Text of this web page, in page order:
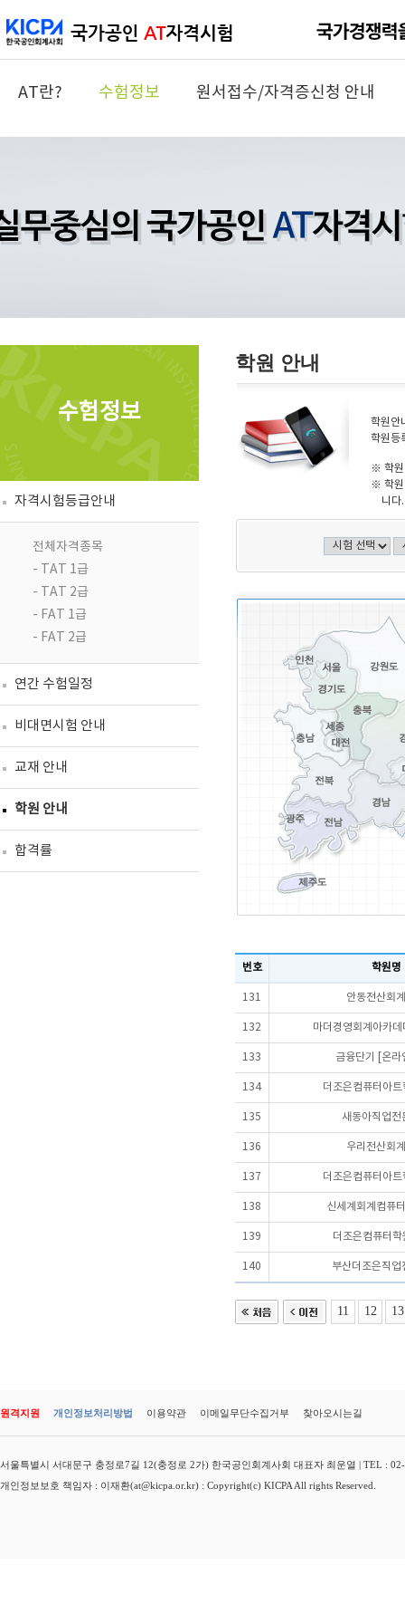
AT란? 수험정보 원서접수/자격증신청 안내
수험정보
자격시험등급안내
전체자격종목
- TAT 1급
- TAT 2급
- FAT 1급
- FAT 2급
연간 수험일정
비대면시험 안내
교재 안내
학원 안내
합격률
학원 안내
학원안
학원등
※ 학원
※ 학원
니다.
번호 학원명
131 안동전산회
132 마더경영회계아카
133 금융단기 [온라
134 더조은컴퓨터아
135 새동아직업전
136 우리전산회
137 더조은컴퓨터아
138 신세계회계컴퓨
139 더조은컴퓨터
140 부산더조은직업
11 12 13
원격지원 개인정보처리방법 이용약관 이메일무단수집거부 찾아오시는길
서울특별시 서대문구 충정로7길 12(충정로 2가) 한국공인회계사회 대표자 최운열 | TEL :
개인정보보호 책임자 : 이재환(at@kicpa.or.kr) : Copyright(c) KICPA All rights Reserved.